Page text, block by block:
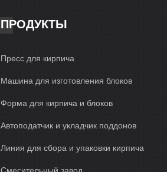
ПРОДУКТЫ
Пресс для кирпича
Машина для изготовления блоков
Форма для кирпича и блоков
Автоподатчик и укладчик поддонов
Линия для сбора и упаковки кирпича
Смесительный завод